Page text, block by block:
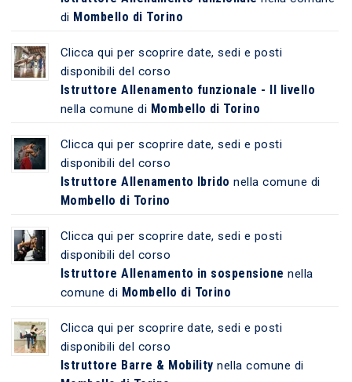
di Mombello di Torino
Clicca qui per scoprire date, sedi e posti
disponibili del corso
Istruttore Allenamento funzionale - II livello
nella comune di Mombello di Torino
Clicca qui per scoprire date, sedi e posti
disponibili del corso
Istruttore Allenamento Ibrido nella comune di
Mombello di Torino
Clicca qui per scoprire date, sedi e posti
disponibili del corso
Istruttore Allenamento in sospensione nella
comune di Mombello di Torino
Clicca qui per scoprire date, sedi e posti
disponibili del corso
Istruttore Barre & Mobility nella comune di